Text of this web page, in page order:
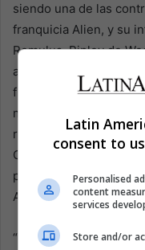
siendo una de las
franquicia Alien, y su
Romulus. Ripley de
a ajustarse al papel
ficción. En lugar de
mando y se convirtió
resiliencia y fuerza.
Cailee Spaeny y otros
película, incluidos los
Aileen Wu.
“Weaver allanó el
Latin
consent to
Personalised
content
services
Store and/or